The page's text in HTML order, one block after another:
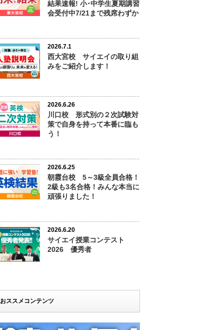
結果速報! 小･中学生夏期講習
会受付中7/21まで残席わずか
2026.7.1
西大宮校 サイエイの取り組
みをご紹介します！
2026.6.26
川口校 形式別の２次試験対
策で自身を持って本番に臨も
う！
2026.6.25
朝霞台校 5～3級全員合格！
2級も3名合格！みんな本当に
頑張りました！
2026.6.20
サイエイ授業コンテスト
2026 優秀者
おススメコンテンツ